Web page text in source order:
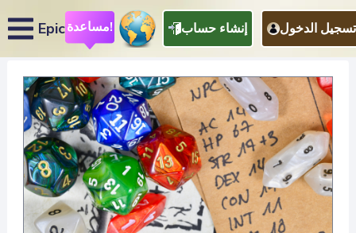
Epic مساعدة! إنشاء حساب تسجيل الدخول